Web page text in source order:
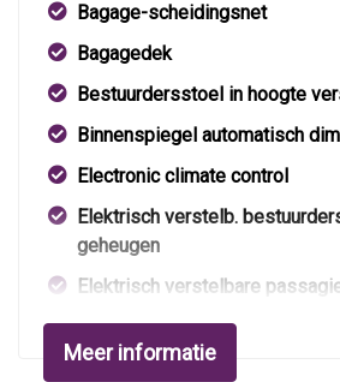
Bagage-scheidingsnet
Bagagedek
Bestuurdersstoel in hoogte
Binnenspiegel automatisch
Electronic climate control
Elektrisch verstelb.
geheugen
Elektrisch verstelbare
Elektrisch verstelbare stoel(en)
Elektrische ramen voor en achter
Meer informatie